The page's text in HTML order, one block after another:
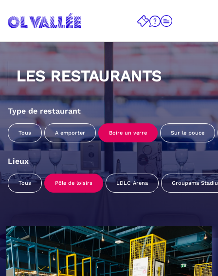
LES RESTAURANTS
Type de restaurant
Tous A emporter Boire un verre Sur le pouce
Lieux
Tous Pôle de loisirs LDLC Arena Groupama